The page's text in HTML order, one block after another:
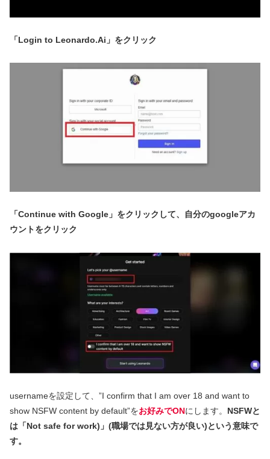
「Login to Leonardo.Ai」をクリック
「Continue with Google」をクリックして、自分のgoogleアカ
ウントをクリック
usernameを設定して、”I confirm that I am over 18 and want to
show NSFW content by default”をお好みでONにします。 NSFWと
は「Not safe for work)」(職場では見ない方が良い)という意味で
す。